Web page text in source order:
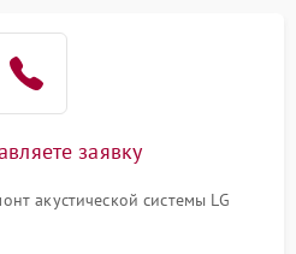
заявку
акустической системы LG